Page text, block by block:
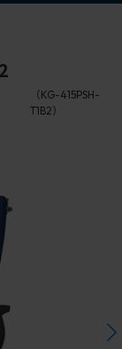
（KG-415PSH-
T1B2）